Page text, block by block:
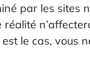
par les sites
le cas, vous